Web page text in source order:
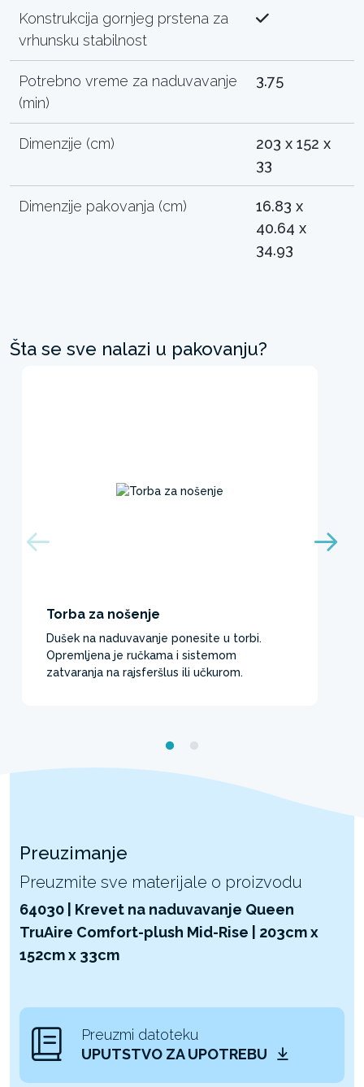
Konstrukcija gornjeg prstena za
vrhunsku stabilnost
Potrebno vreme za naduvavanje
(min)
3.75
Dimenzije (cm)
203 x 152 x
33
Dimenzije pakovanja (cm)
16.83 x
40.64 x
34.93
Šta se sve nalazi u pakovanju?
Torba za nošenje
Dušek na naduvavanje ponesite u torbi.
Opremljena je ručkama i sistemom
zatvaranja na rajsferšlus ili učkurom. ​
Preuzimanje
Preuzmite sve materijale o proizvodu
64030 | Krevet na naduvavanje Queen
TruAire Comfort-plush Mid-Rise | 203cm x
152cm x 33cm
Preuzmi datoteku
UPUTSTVO ZA UPOTREBU